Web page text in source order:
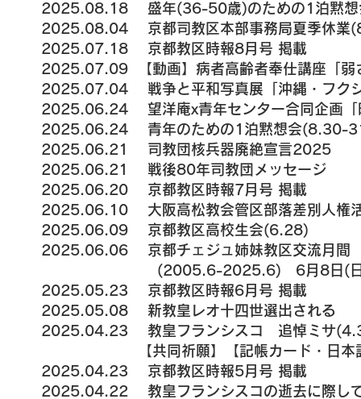
2025.08.18 盛年(36-50歳)のための1泊黙
2025.08.04 京都司教区本部事務局夏季休業
2025.07.18 京都教区時報8月号 掲載
2025.07.09 【動画】病者高齢者奉仕講座「弱
2025.07.04 戦争と平和写真展 「沖縄・フク
2025.06.24 望洋庵x青年センター合同企画
2025.06.24 青年のための1泊黙想会(8.30-
2025.06.21 司教団核兵器廃絶宣言2025
2025.06.21 戦後80年司教団メッセージ
2025.06.20 京都教区時報7月号 掲載
2025.06.10 大阪高松教会管区部落差別人権
2025.06.09 京都教区高校生会(6.28)
2025.06.06 京都チェジュ姉妹教区交流月間
(2005.6-2025.6) 6月8日(日)
2025.05.23 京都教区時報6月号 掲載
2025.05.08 新教皇レオ十四世選出される
2025.04.23 教皇フランシスコ 追悼ミサ
【共同祈願】
【記帳カード・日本
2025.04.23 京都教区時報5月号 掲載
2025.04.22 教皇フランシスコの逝去に際し